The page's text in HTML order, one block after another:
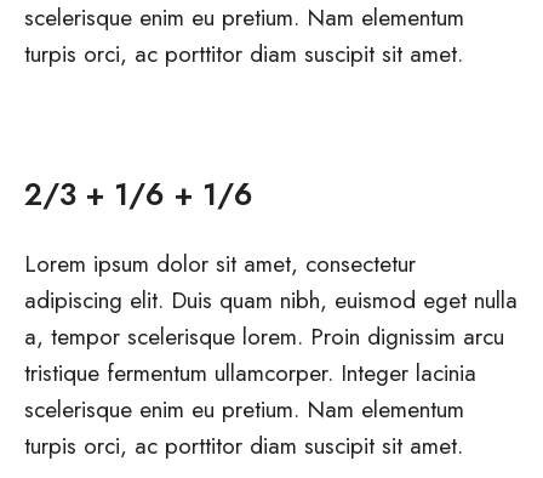
scelerisque enim eu pretium. Nam elementum
turpis orci, ac porttitor diam suscipit sit amet.
2/3 + 1/6 + 1/6
Lorem ipsum dolor sit amet, consectetur
adipiscing elit. Duis quam nibh, euismod eget nulla
a, tempor scelerisque lorem. Proin dignissim arcu
tristique fermentum ullamcorper. Integer lacinia
scelerisque enim eu pretium. Nam elementum
turpis orci, ac porttitor diam suscipit sit amet.